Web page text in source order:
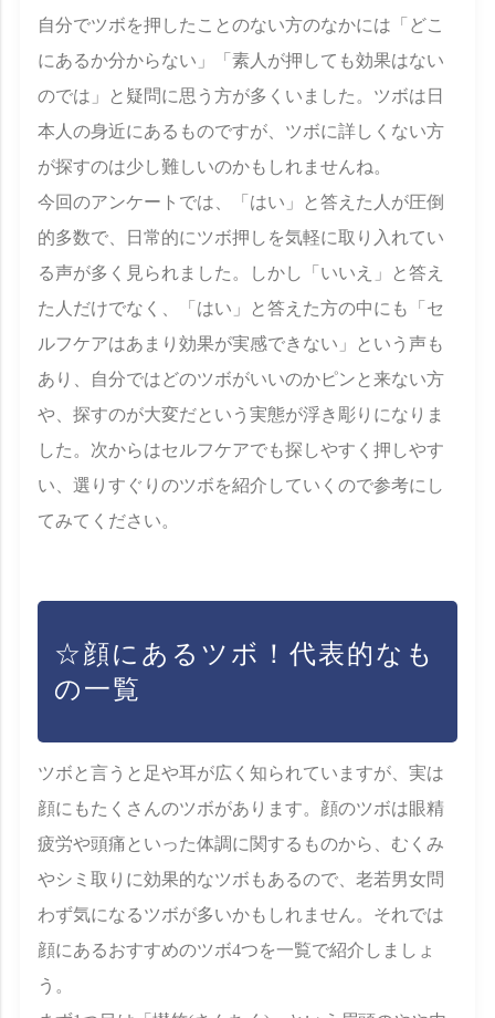
自分でツボを押したことのない方のなかには「どこ
にあるか分からない」「素人が押しても効果はない
のでは」と疑問に思う方が多くいました。ツボは日
本人の身近にあるものですが、ツボに詳しくない方
が探すのは少し難しいのかもしれませんね。
今回のアンケートでは、「はい」と答えた人が圧倒
的多数で、日常的にツボ押しを気軽に取り入れてい
る声が多く見られました。しかし「いいえ」と答え
た人だけでなく、「はい」と答えた方の中にも「セ
ルフケアはあまり効果が実感できない」という声も
あり、自分ではどのツボがいいのかピンと来ない方
や、探すのが大変だという実態が浮き彫りになりま
した。次からはセルフケアでも探しやすく押しやす
い、選りすぐりのツボを紹介していくので参考にし
てみてください。
☆顔にあるツボ！代表的なも
の一覧
ツボと言うと足や耳が広く知られていますが、実は
顔にもたくさんのツボがあります。顔のツボは眼精
疲労や頭痛といった体調に関するものから、むくみ
やシミ取りに効果的なツボもあるので、老若男女問
わず気になるツボが多いかもしれません。それでは
顔にあるおすすめのツボ4つを一覧で紹介しましょ
う。